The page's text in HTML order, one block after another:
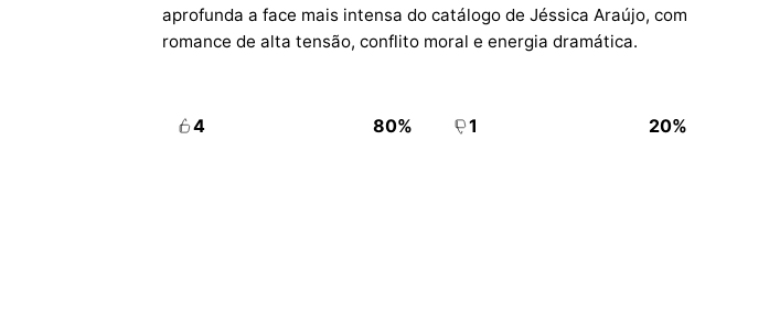
aprofunda a face mais intensa do catálogo de Jéssica Araújo, com
romance de alta tensão, conflito moral e energia dramática.
4 80% 1 20%